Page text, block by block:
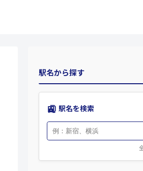
駅名から探す
🚉 駅名を検索